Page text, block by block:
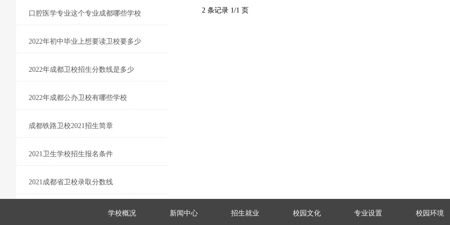
口腔医学专业这个专业成都哪些学校
2022年初中毕业上想要读卫校要多少
2022年成都卫校招生分数线是多少
2022年成都公办卫校有哪些学校
成都铁路卫校2021招生简章
2021卫生学校招生报名条件
2021成都省卫校录取分数线
2 条记录 1/1 页
学校概况 新闻中心 招生就业 校园文化 专业设置 校园环境